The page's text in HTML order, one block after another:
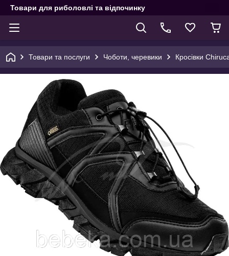
Товари для риболовлі та відпочинку
Товари та послуги Чоботи, черевики Кросівки